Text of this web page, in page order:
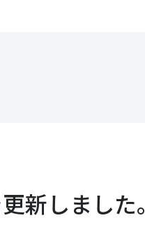
新しました。